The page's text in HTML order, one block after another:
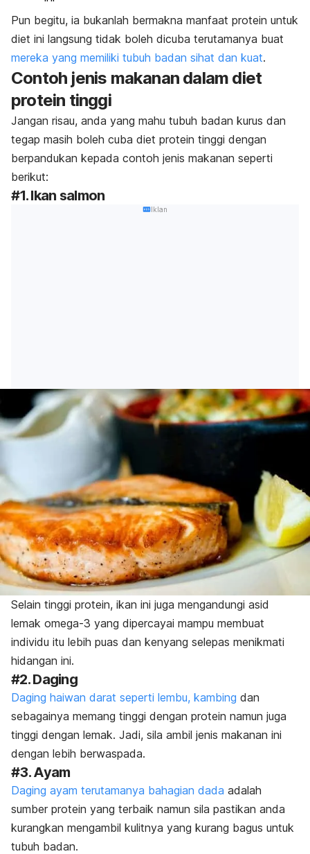
Pun begitu, ia bukanlah bermakna manfaat protein untuk
diet ini langsung tidak boleh dicuba terutamanya buat
mereka yang memiliki tubuh badan sihat dan kuat.
Contoh jenis makanan dalam diet
protein tinggi
Jangan risau, anda yang mahu tubuh badan kurus dan
tegap masih boleh cuba diet protein tinggi dengan
berpandukan kepada contoh jenis makanan seperti
berikut:
#1. Ikan salmon
Iklan
Selain tinggi protein, ikan ini juga mengandungi asid
lemak omega-3 yang dipercayai mampu membuat
individu itu lebih puas dan kenyang selepas menikmati
hidangan ini.
#2. Daging
Daging haiwan darat seperti lembu, kambing dan
sebagainya memang tinggi dengan protein namun juga
tinggi dengan lemak. Jadi, sila ambil jenis makanan ini
dengan lebih berwaspada.
#3. Ayam
Daging ayam terutamanya bahagian dada adalah
sumber protein yang terbaik namun sila pastikan anda
kurangkan mengambil kulitnya yang kurang bagus untuk
tubuh badan.